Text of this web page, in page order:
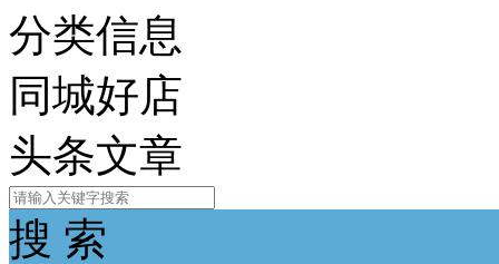
分类信息
同城好店
头条文章
搜 索